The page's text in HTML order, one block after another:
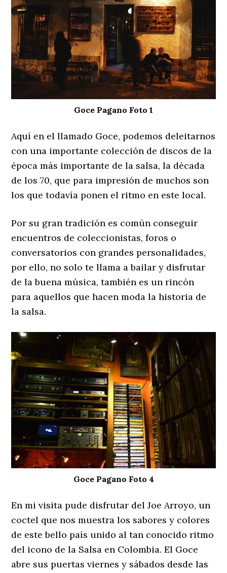
Goce Pagano Foto 1
Aquí en el llamado Goce, podemos deleitarnos
con una importante colección de discos de la
época más importante de la salsa, la década
de los 70, que para impresión de muchos son
los que todavía ponen el ritmo en este local.
Por su gran tradición es común conseguir
encuentros de coleccionistas, foros o
conversatorios con grandes personalidades,
por ello, no solo te llama a bailar y disfrutar
de la buena música, también es un rincón
para aquellos que hacen moda la historia de
la salsa.
Goce Pagano Foto 4
En mi visita pude disfrutar del Joe Arroyo, un
coctel que nos muestra los sabores y colores
de este bello país unido al tan conocido ritmo
del icono de la Salsa en Colombia. El Goce
abre sus puertas viernes y sábados desde las